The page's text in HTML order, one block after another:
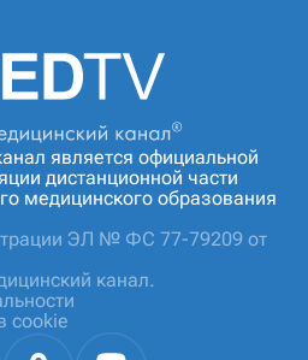
является официальной
дистанционной части
медицинского образования
ЭЛ № ФС 77-79209 от
канал.
cookie